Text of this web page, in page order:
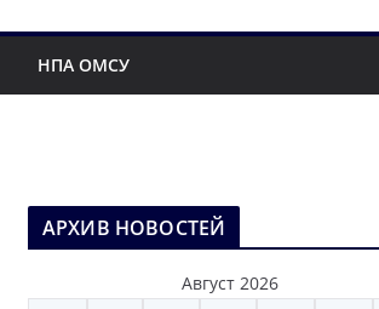
НПА ОМСУ
АРХИВ НОВОСТЕЙ
Август 2026